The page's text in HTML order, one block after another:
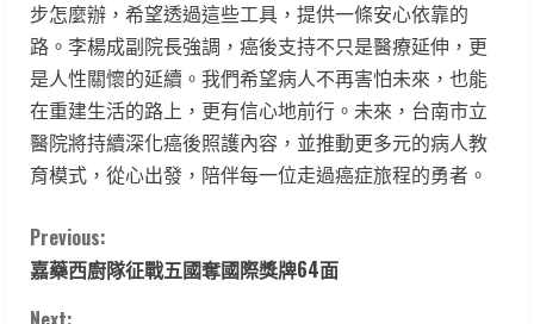
步怎麼辦，希望透過這些工具，提供一條安心依靠的
路。李楊成副院長強調，癌後支持不只是醫療延伸，更
是人性關懷的延續。我們希望病人不再害怕未來，也能
在重建生活的路上，更有信心地前行。未來，台南市立
醫院將持續深化癌後照護內容，並推動更多元的病人教
育模式，從心出發，陪伴每一位走過癌症旅程的勇者。
C
o
Previous:
嘉藥西廚隊征戰五國奪國際獎牌64面